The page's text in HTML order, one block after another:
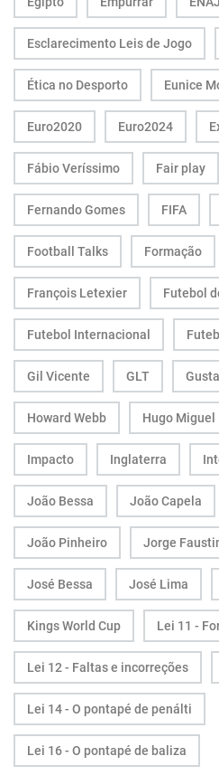
Esclarecimento Leis de Jogo
Ética no Desporto Eunice
Euro2020 Euro2024
Fábio Veríssimo Fair play
Fernando Gomes FIFA
Football Talks Formação
François Letexier Futebol
Futebol Internacional
Gil Vicente GLT
Howard Webb Hugo Miguel
Impacto Inglaterra
João Bessa João Capela
João Pinheiro Jorge
José Bessa José Lima
Kings World Cup Lei 11 -
Lei 12 - Faltas e incorreções
Lei 14 - O pontapé de penálti
Lei 16 - O pontapé de baliza